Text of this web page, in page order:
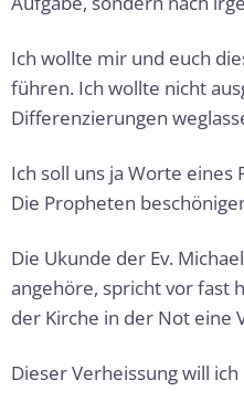
Ich wollte mir und euch
führen. Ich wollte nicht
Differenzierungen
Ich soll uns ja Worte
Die Propheten
Die Ukunde der Ev.
angehöre, spricht vor fast
der Kirche in der Not eine
Dieser Verheissung will